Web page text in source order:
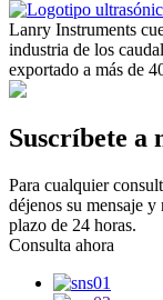
Lanry Instruments
industria de los
exportado a más de
Suscríbete a
Para cualquier
déjenos su mensaje
plazo de 24 horas.
Consulta ahora